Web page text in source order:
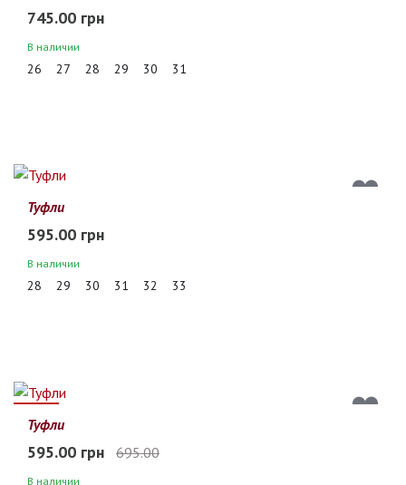
745.00 грн
В наличии
26 27 28 29 30 31
Туфли
595.00 грн
В наличии
28 29 30 31 32 33
14%
Туфли
595.00 грн 695.00
В наличии